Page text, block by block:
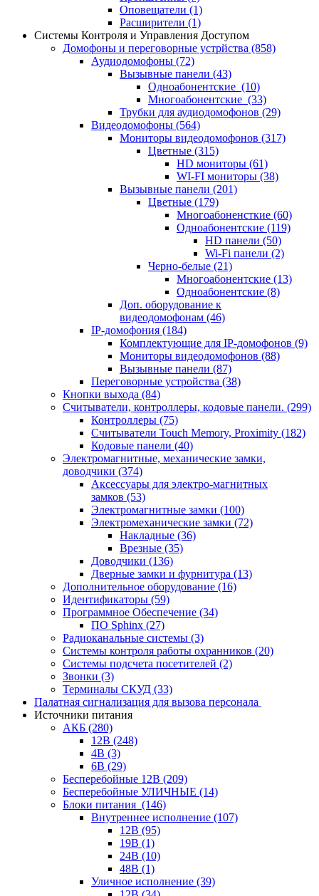
Оповещатели (1)
Расширители (1)
Системы Контроля и Управления Доступом
Домофоны и переговорные устрйства (858)
Аудиодомофоны (72)
Вызывные панели (43)
Одноабонентские (10)
Многоабонентские (33)
Трубки для аудиодомофонов (29)
Видеодомофоны (564)
Мониторы видеодомофонов (317)
Цветные (315)
HD мониторы (61)
WI-FI мониторы (38)
Вызывные панели (201)
Цветные (179)
Многоабоненсткие (60)
Одноабонентские (119)
HD панели (50)
Wi-Fi панели (2)
Черно-белые (21)
Многоабонентские (13)
Одноабонентские (8)
Доп. оборудование к
видеодомофонам (46)
IP-домофония (184)
Комплектующие для IP-домофонов (9)
Мониторы видеодомофонов (88)
Вызывные панели (87)
Переговорные устройства (38)
Кнопки выхода (84)
Считыватели, контроллеры, кодовые панели. (299)
Контроллеры (75)
Считыватели Touch Memory, Proximity (182)
Кодовые панели (40)
Электромагнитные, механические замки,
доводчики (374)
Аксессуары для электро-магнитных
замков (53)
Электромагнитные замки (100)
Электромеханические замки (72)
Накладные (36)
Врезные (35)
Доводчики (136)
Дверные замки и фурнитура (13)
Дополнительное оборудование (16)
Идентификаторы (59)
Программное Обеспечение (34)
ПО Sphinx (27)
Радиоканальные системы (3)
Системы контроля работы охранников (20)
Системы подсчета посетителей (2)
Звонки (3)
Терминалы СКУД (33)
Палатная сигнализация для вызова персонала
Источники питания
АКБ (280)
12В (248)
4В (3)
6В (29)
Бесперебойные 12В (209)
Бесперебойные УЛИЧНЫЕ (14)
Блоки питания (146)
Внутреннее исполнение (107)
12В (95)
19В (1)
24В (10)
48В (1)
Уличное исполнение (39)